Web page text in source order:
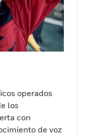
operados
los
con
de voz